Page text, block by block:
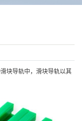
块导轨中，滑块导轨以其